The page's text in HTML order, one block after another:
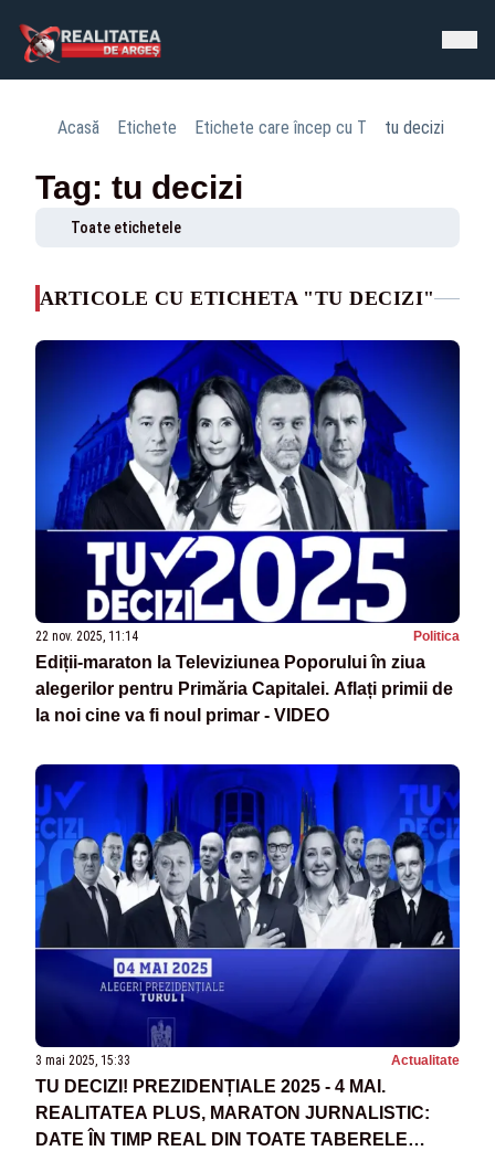
Acasă Etichete Etichete care încep cu T tu decizi
Tag: tu decizi
Toate etichetele
ARTICOLE CU ETICHETA "TU DECIZI"
22 nov. 2025, 11:14 Politica
Ediții-maraton la Televiziunea Poporului în ziua
alegerilor pentru Primăria Capitalei. Aflați primii de
la noi cine va fi noul primar - VIDEO
3 mai 2025, 15:33 Actualitate
TU DECIZI! PREZIDENȚIALE 2025 - 4 MAI.
REALITATEA PLUS, MARATON JURNALISTIC:
DATE ÎN TIMP REAL DIN TOATE TABERELE